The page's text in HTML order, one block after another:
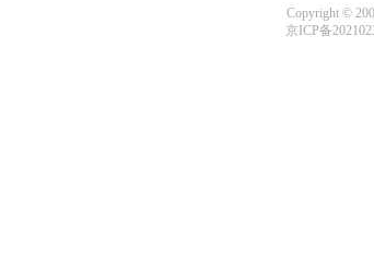
Copyright ©
京ICP备